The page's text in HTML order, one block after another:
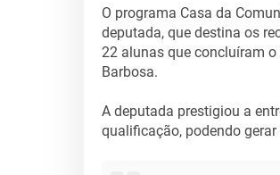
O programa Casa da
deputada, que destina os
22 alunas que concluíram
Barbosa.
A deputada prestigiou a
qualificação, podendo gerar